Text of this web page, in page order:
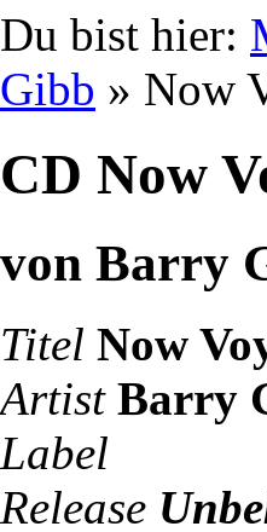
Du bist hier:
Gibb » Now
CD Now
von Barry
Titel Now
Artist Barry
Label
Release